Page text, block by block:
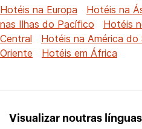
Hotéis na Europa
Hotéis na
nas Ilhas do Pacífico
Hotéis
Central
Hotéis na América do
Oriente
Hotéis em África
Visualizar noutras línguas